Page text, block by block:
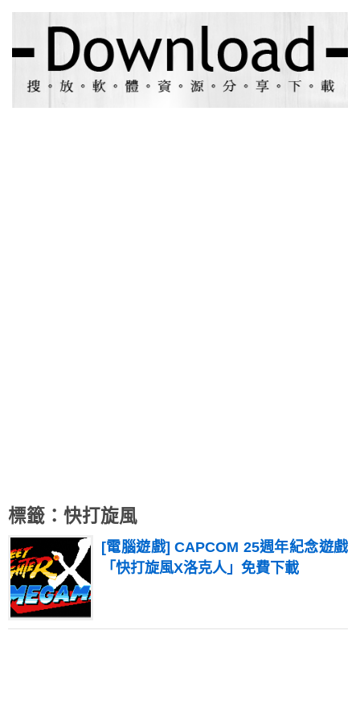
標籤：快打旋風
[電腦遊戲] CAPCOM 25週年紀念遊戲
「快打旋風X洛克人」免費下載